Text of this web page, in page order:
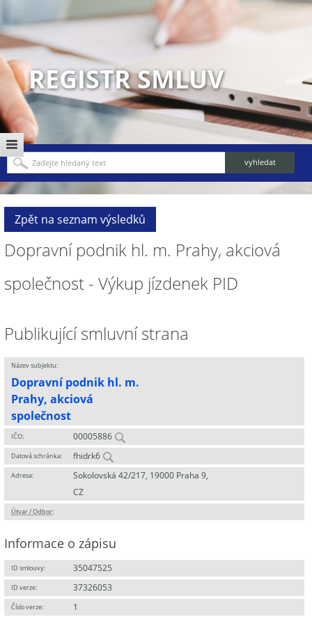
REGISTR SMLUV
Zpět na seznam výsledků
Dopravní podnik hl. m. Prahy, akciová
společnost - Výkup jízdenek PID
Publikující smluvní strana
Název subjektu:
Dopravní podnik hl. m.
Prahy, akciová
společnost
IČO: 00005886
Datová schránka: fhidrk6
Adresa:
Sokolovská 42/217, 19000 Praha 9,
CZ
Útvar / Odbor:
Informace o zápisu
ID smlouvy: 35047525
ID verze: 37326053
Číslo verze: 1